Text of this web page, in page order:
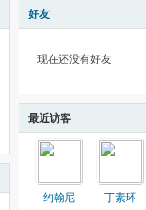
好友
现在还没有好友
最近访客
约翰尼
丁素环